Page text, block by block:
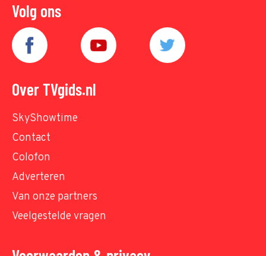
Volg ons
Over TVgids.nl
SkyShowtime
Contact
Colofon
Adverteren
Van onze partners
Veelgestelde vragen